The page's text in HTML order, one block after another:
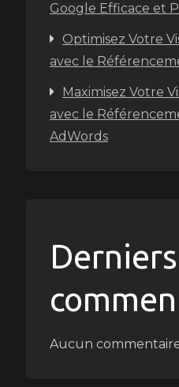
Google Efficace et
Optimisez Votre
avec le
Maximisez Votre
avec le
AdWords
Derniers
Aucun